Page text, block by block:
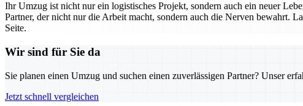
Ihr Umzug ist nicht nur ein logistisches Projekt, sondern auch ein neuer
Partner, der nicht nur die Arbeit macht, sondern auch die Nerven bewahrt.
Seite.
Wir sind für Sie da
Sie planen einen Umzug und suchen einen zuverlässigen Partner? Unser
Jetzt schnell vergleichen